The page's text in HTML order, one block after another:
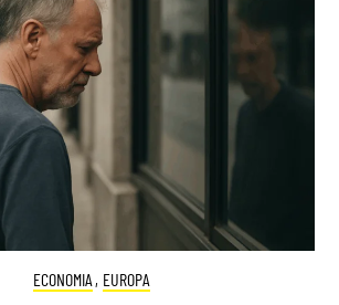
ECONOMIA , EUROPA